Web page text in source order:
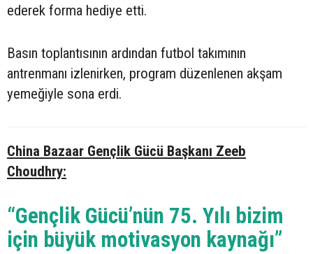
ederek forma hediye etti.
Basın toplantısının ardından futbol takımının
antrenmanı izlenirken, program düzenlenen akşam
yemeğiyle sona erdi.
China Bazaar Gençlik Gücü Başkanı Zeeb
Choudhry:
“Gençlik Gücü’nün 75. Yılı bizim
için büyük motivasyon kaynağı”